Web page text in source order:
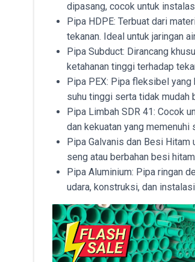
dipasang, cocok untuk
Pipa HDPE: Terbuat dari
tekanan. Ideal untuk jaringan
Pipa Subduct: Dirancang
ketahanan tinggi terhadap
Pipa PEX: Pipa fleksibel yang
suhu tinggi serta tidak mudah
Pipa Limbah SDR 41: Cocok
dan kekuatan yang memenuhi
Pipa Galvanis dan Besi Hitam
seng atau berbahan besi
Pipa Aluminium: Pipa ringan
udara, konstruksi, dan